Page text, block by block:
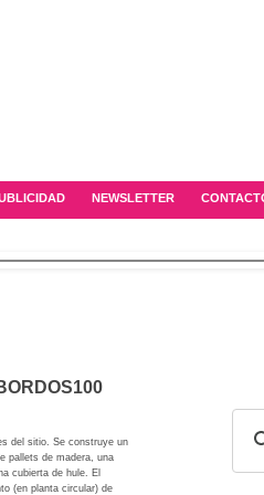
NEWSLETTER
del sitio. Se construye un
pallets de madera, una
cubierta de hule. El
(en planta circular) de